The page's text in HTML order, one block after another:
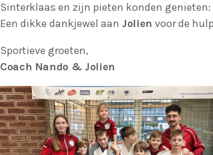
Sinterklaas en zijn pieten konden genieten:
Een dikke dankjewel aan Jolien voor de
Sportieve groeten,
Coach Nando & Jolien